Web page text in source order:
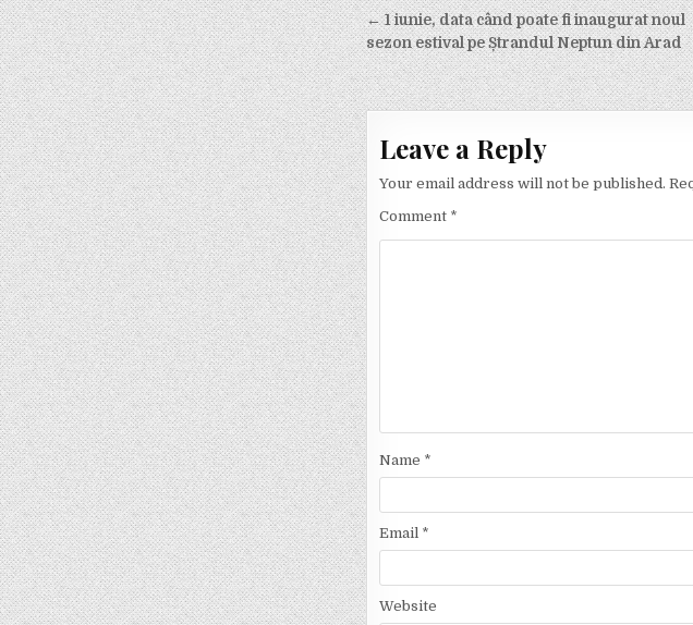
Post
navigation
← 1 iunie, data când poate fi inaugurat noul
sezon estival pe Ștrandul Neptun din Arad
Leave a Reply
Your email address will not be published.
Comment *
Name *
Email *
Website